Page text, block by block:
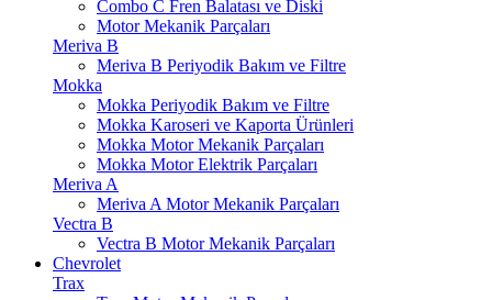
Combo C Fren Balatası ve Diski
Motor Mekanik Parçaları
Meriva B
Meriva B Periyodik Bakım ve Filtre
Mokka
Mokka Periyodik Bakım ve Filtre
Mokka Karoseri ve Kaporta Ürünleri
Mokka Motor Mekanik Parçaları
Mokka Motor Elektrik Parçaları
Meriva A
Meriva A Motor Mekanik Parçaları
Vectra B
Vectra B Motor Mekanik Parçaları
Chevrolet
Trax